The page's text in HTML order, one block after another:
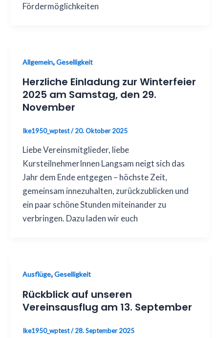
Fördermöglichkeiten
Allgemein,Geselligkeit
Herzliche Einladung zur Winterfeier
2025 am Samstag, den 29.
November
Ike1950_wptest/20. Oktober 2025
Liebe Vereinsmitglieder, liebe
KursteilnehmerInnen Langsam neigt sich das
Jahr dem Ende entgegen – höchste Zeit,
gemeinsam innezuhalten, zurückzublicken und
ein paar schöne Stunden miteinander zu
verbringen. Dazu laden wir euch
Ausflüge,Geselligkeit
Rückblick auf unseren
Vereinsausflug am 13. September
Ike1950_wptest/28. September 2025